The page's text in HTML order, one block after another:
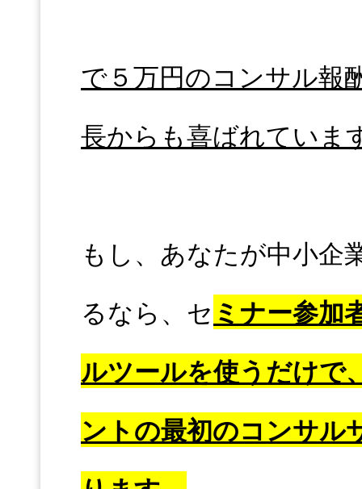
で５万円のコンサル報
長からも喜ばれていま
もし、あなたが中小企
るなら、セ ミナー参加
ルツールを使うだけで
ントの最初のコンサル